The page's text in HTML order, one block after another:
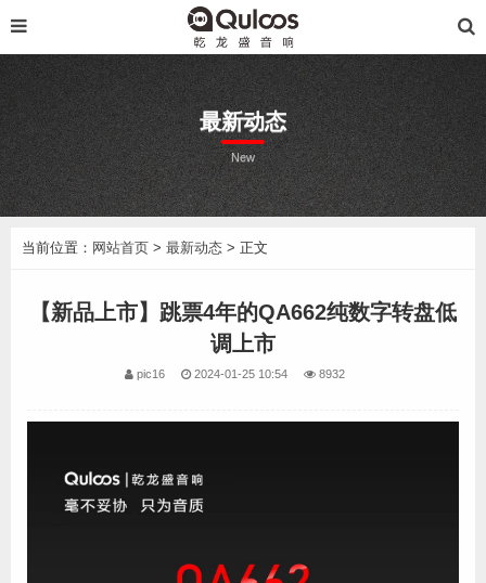
最新动态
New
当前位置： 网站首页 > 最新动态 > 正文
【新品上市】跳票4年的QA662纯数字转盘低
调上市
pic16 2024-01-25 10:54 8932